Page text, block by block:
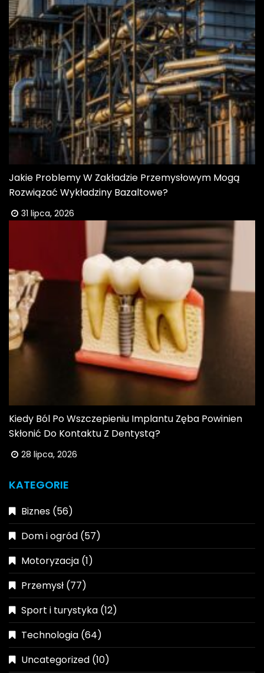
Jakie Problemy W Zakładzie Przemysłowym Mogą
Rozwiązać Wykładziny Bazaltowe?
31 lipca, 2026
Kiedy Ból Po Wszczepieniu Implantu Zęba Powinien
Skłonić Do Kontaktu Z Dentystą?
28 lipca, 2026
KATEGORIE
Biznes (56)
Dom i ogród (57)
Motoryzacja (1)
Przemysł (77)
Sport i turystyka (12)
Technologia (64)
Uncategorized (10)